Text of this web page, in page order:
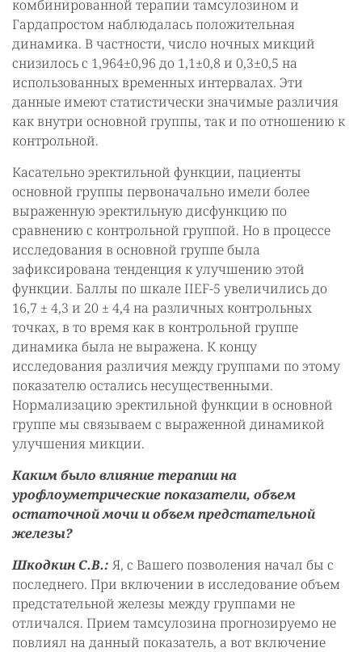
комбинированной терапии тамсулозином и
Гардапростом наблюдалась положительная
динамика. В частности, число ночных микций
снизилось с 1,964±0,96 до 1,1±0,8 и 0,3±0,5 на
использованных временных интервалах. Эти
данные имеют статистически значимые различия
как внутри основной группы, так и по отношению к
контрольной.
Касательно эректильной функции, пациенты
основной группы первоначально имели более
выраженную эректильную дисфункцию по
сравнению с контрольной группой. Но в процессе
исследования в основной группе была
зафиксирована тенденция к улучшению этой
функции. Баллы по шкале IIEF-5 увеличились до
16,7 ± 4,3 и 20 ± 4,4 на различных контрольных
точках, в то время как в контрольной группе
динамика была не выражена. К концу
исследования различия между группами по этому
показателю остались несущественными.
Нормализацию эректильной функции в основной
группе мы связываем с выраженной динамикой
улучшения микции.
Каким было влияние терапии на
урофлоуметрические показатели, объем
остаточной мочи и объем предстательной
железы?
Шкодкин С.В.: Я, с Вашего позволения начал бы с
последнего. При включении в исследование объем
предстательной железы между группами не
отличался. Прием тамсулозина прогнозируемо не
повлиял на данный показатель, а вот включение